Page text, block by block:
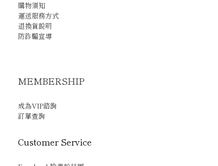
購物須知
運送服務方式
退換貨說明
防詐騙宣導
MEMBERSHIP
成為VIP諮詢
訂單查詢
Customer Service